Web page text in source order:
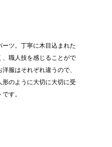
ツ。丁寧に木目込まれた
、職人技を感じることがで
服はそれぞれ違うので、
のように大切に大切に受
す。